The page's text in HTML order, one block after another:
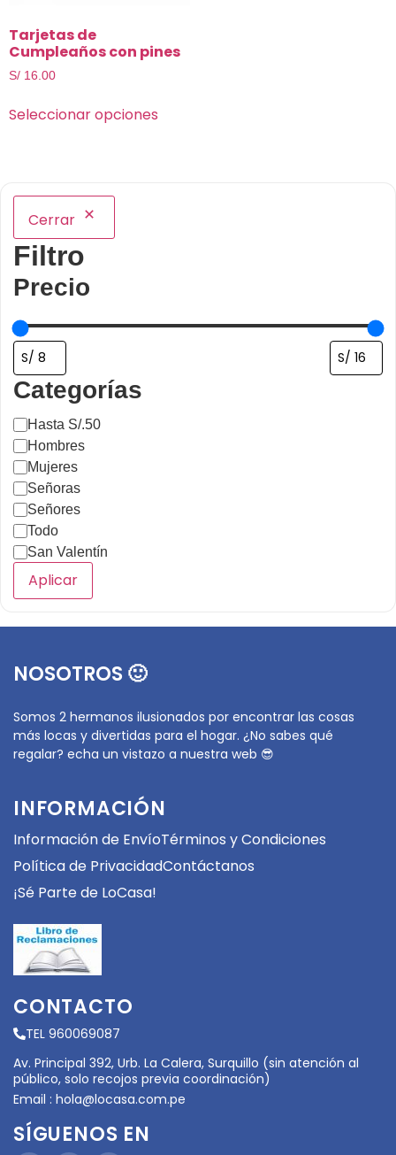
Tarjetas de
Cumpleaños con pines
S/ 16.00
Seleccionar opciones
Cerrar
Filtro
Precio
Categorías
Hasta S/.50
Hombres
Mujeres
Señoras
Señores
Todo
San Valentín
Aplicar
NOSOTROS 🙂
Somos 2 hermanos ilusionados por encontrar las cosas
más locas y divertidas para el hogar. ¿No sabes qué
regalar? echa un vistazo a nuestra web 😎
INFORMACIÓN
Información de EnvíoTérminos y Condiciones
Política de PrivacidadContáctanos
¡Sé Parte de LoCasa!
CONTACTO
TEL 960069087
Av. Principal 392, Urb. La Calera, Surquillo (sin atención al
público, solo recojos previa coordinación)
Email : hola@locasa.com.pe
SÍGUENOS EN